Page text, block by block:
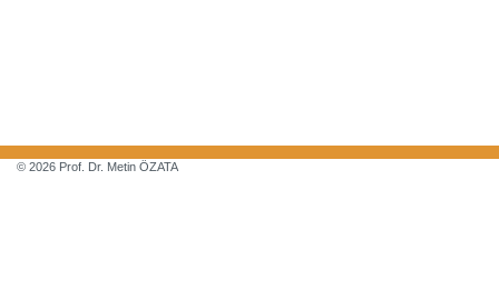
© 2026 Prof. Dr. Metin ÖZATA